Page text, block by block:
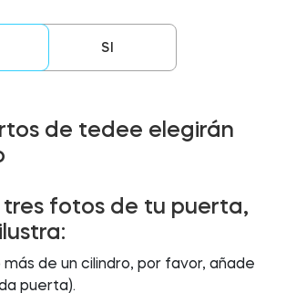
GO
GO2
PRO
DE TIENDAS
INICIAR SESIÓN
COMPRAR AHORA
GO
GO2
PRO
DE TIENDAS
INICIAR SESIÓN
COMPRAR AHORA
de tedee elegirán
tres fotos de tu puerta,
más de un cilindro, por favor, añade
puerta).